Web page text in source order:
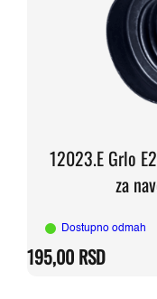
12023.E Grlo
za
Dostupno odmah
195,00 RSD